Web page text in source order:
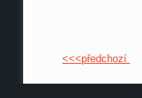
<<<předchozí